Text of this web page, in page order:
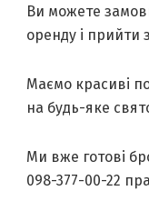
Ви можете
оренду і прийти
Маємо красиві
на будь-яке
Ми вже готові
098-377-00-22